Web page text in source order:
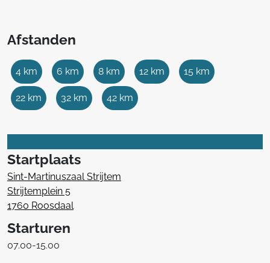
Afstanden
4 km 6 km 8 km 12 km 15 km
22 km 32 km 42 km
Startplaats
Sint-Martinuszaal Strijtem
Strijtemplein 5
1760 Roosdaal
Starturen
07.00-15.00